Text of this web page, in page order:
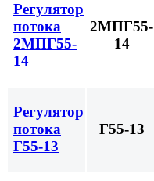
Регулятор
потока
2МПГ55-
14
2МПГ55-
14
Регулятор
потока
Г55-13
Г55-13